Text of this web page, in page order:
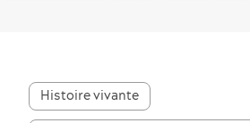
Histoire vivante